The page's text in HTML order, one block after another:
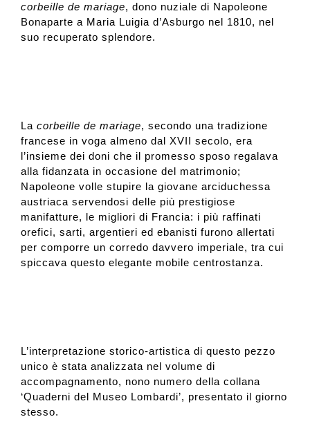
corbeille de mariage, dono nuziale di Napoleone
Bonaparte a Maria Luigia d’Asburgo nel 1810, nel
suo recuperato splendore.
La corbeille de mariage, secondo una tradizione
francese in voga almeno dal XVII secolo, era
l’insieme dei doni che il promesso sposo regalava
alla fidanzata in occasione del matrimonio;
Napoleone volle stupire la giovane arciduchessa
austriaca servendosi delle più prestigiose
manifatture, le migliori di Francia: i più raffinati
orefici, sarti, argentieri ed ebanisti furono allertati
per comporre un corredo davvero imperiale, tra cui
spiccava questo elegante mobile centrostanza.
L’interpretazione storico-artistica di questo pezzo
unico è stata analizzata nel volume di
accompagnamento, nono numero della collana
‘Quaderni del Museo Lombardi’, presentato il giorno
stesso.